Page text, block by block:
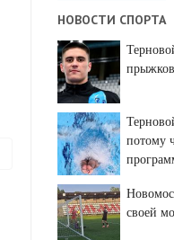
НОВОСТИ СПОРТА
потому
своей